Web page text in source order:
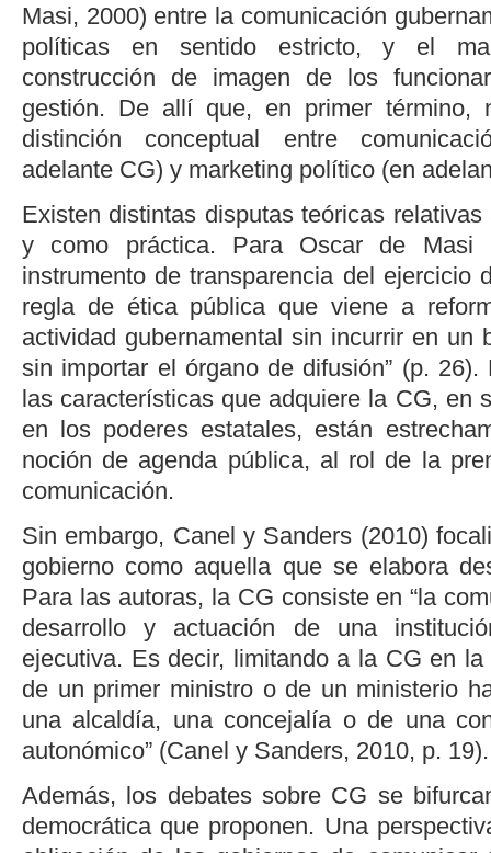
Masi, 2000) entre la comunicación
políticas en sentido estricto, y el
construcción de imagen de los
gestión. De allí que, en primer término,
distinción conceptual entre
adelante CG) y marketing político (en
Existen distintas disputas teóricas
y como práctica. Para Oscar de Masi
instrumento de transparencia del ejercicio
regla de ética pública que viene a
actividad gubernamental sin incurrir en un
sin importar el órgano de difusión” (p.
las características que adquiere la CG, en
en los poderes estatales, están
noción de agenda pública, al rol de la
comunicación.
Sin embargo, Canel y Sanders (2010)
gobierno como aquella que se elabora
Para las autoras, la CG consiste en “la
desarrollo y actuación de una
ejecutiva. Es decir, limitando a la CG en
de un primer ministro o de un ministerio
una alcaldía, una concejalía o de una
autonómico” (Canel y Sanders, 2010, p. 19).
Además, los debates sobre CG se
democrática que proponen. Una